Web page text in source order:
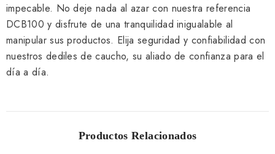
impecable. No deje nada al azar con nuestra referencia
DCB100 y disfrute de una tranquilidad inigualable al
manipular sus productos. Elija seguridad y confiabilidad con
nuestros dediles de caucho, su aliado de confianza para el
día a día.
Productos Relacionados